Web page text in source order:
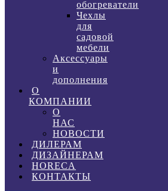
обогреватели
Чехлы
для
садовой
мебели
Аксессуары
и
дополнения
О
КОМПАНИИ
О
НАС
НОВОСТИ
ДИЛЕРАМ
ДИЗАЙНЕРАМ
HORECA
КОНТАКТЫ